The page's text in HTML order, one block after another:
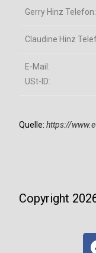
Gerry Hinz Telefon:
Claudine Hinz
E-Mail:
USt-ID:
Quelle:https://
Copyright